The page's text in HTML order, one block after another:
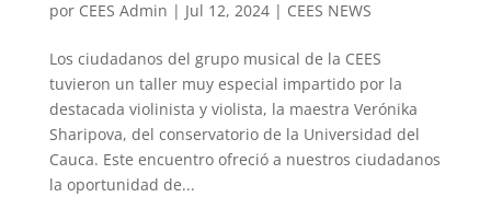
por CEES Admin | Jul 12, 2024| CEES NEWS
Los ciudadanos del grupo musical de la CEES
tuvieron un taller muy especial impartido por la
destacada violinista y violista, la maestra Verónika
Sharipova, del conservatorio de la Universidad del
Cauca. Este encuentro ofreció a nuestros ciudadanos
la oportunidad de...